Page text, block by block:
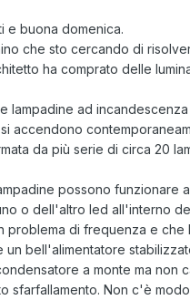
e buona domenica.
che sto cercando di
ha comprato delle
lampadine ad
accendono
da più serie di circa 20
possono funzionare
o dell'altro led all'interno
problema di frequenza e
un bell'alimentatore
a monte ma non
sfarfallamento. Non c'è